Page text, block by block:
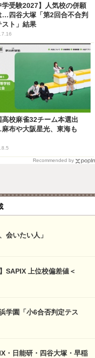
学受験2027】人気校の併願
…四谷大塚「第2回合不合判
スト」結果
高校麻雀32チーム本選出
布や大阪星光、東海も
Recommended by
会いたい人」
SAPIX 上位校偏差値＜
学園「小6合否判定テス
・日能研・四谷大塚・早稲